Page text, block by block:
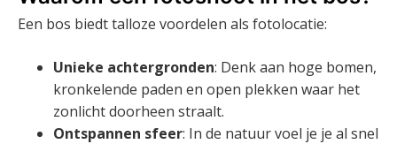
Een bos biedt talloze voordelen als fotolocatie:
Unieke achtergronden: Denk aan hoge bomen,
kronkelende paden en open plekken waar het
zonlicht doorheen straalt.
Ontspannen sfeer: In de natuur voel je je al snel